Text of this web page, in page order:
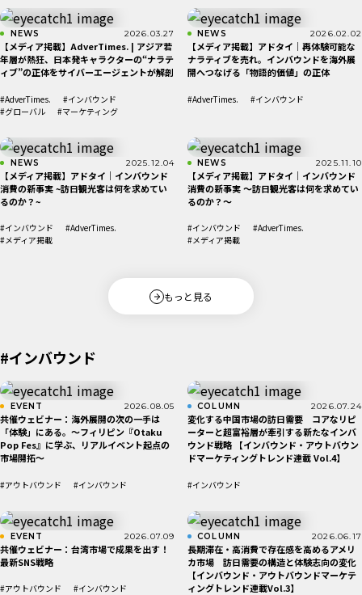
もっと見る
NEWS 2026.03.27
【メディア掲載】AdverTimes. | アジア若
年層が熱狂、日本発キャラクターの“ナラテ
ィブ”の正体をサイバーエージェントが解剖
#AdverTimes.
#インバウンド
#グローバル
#マーケティング
NEWS 2026.02.02
【メディア掲載】アドタイ｜再体験可能な
ナラティブを売れ。インバウンドを海外展
開へつなげる「物語的価値」の正体
#AdverTimes. #インバウンド
NEWS 2025.12.04
【メディア掲載】アドタイ｜インバウンド
消費の新事実 ~訪日観光客は何を求めてい
るのか？~
#インバウンド
#AdverTimes.
#メディア掲載
NEWS 2025.11.10
【メディア掲載】アドタイ｜インバウンド
消費の新事実 ～訪日観光客は何を求めてい
るのか？～
#インバウンド
#AdverTimes.
#メディア掲載
#インバウンド
EVENT 2026.08.05
共催ウェビナー：海外展開の次の一手は
「体験」にある。〜フィリピン『Otaku
Pop Fes』に学ぶ、リアルイベント起点の
市場開拓〜
#アウトバウンド #インバウンド
COLUMN 2026.07.24
変化する中国市場の訪日需要 コアなリピ
ーターと超富裕層が牽引する新たなインバ
ウンド戦略 【インバウンド・アウトバウン
ドマーケティングトレンド連載 Vol.4】
#インバウンド
EVENT 2026.07.09
共催ウェビナー：台湾市場で成果を出す！
最新SNS戦略
#アウトバウンド #インバウンド
COLUMN 2026.06.17
長期滞在・高消費で存在感を高めるアメリ
カ市場 訪日需要の構造と体験志向の変化
【インバウンド・アウトバウンドマーケテ
ィングトレンド連載Vol.3】